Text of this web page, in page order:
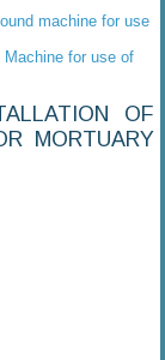
machine for use
for use of
OF
MORTUARY